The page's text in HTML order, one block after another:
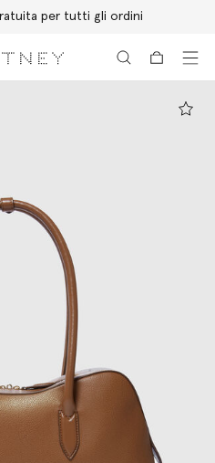
per tutti gli ordini